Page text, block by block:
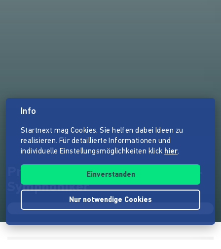
Premiere der Rheingauer Film-
Symphoniker
Info
Startnext mag Cookies. Sie helfen dabei Ideen zu
realisieren. Für detaillierte Informationen und
individuelle Einstellungsmöglichkeiten klick hier.
Einverstanden
Nur notwendige Cookies